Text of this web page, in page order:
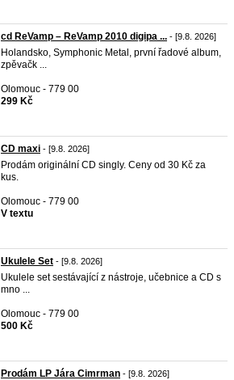
cd ReVamp – ReVamp 2010 digipa ... - [9.8. 2026]
Holandsko, Symphonic Metal, první řadové album,
zpěvačk ...
Olomouc - 779 00
299 Kč
CD maxi - [9.8. 2026]
Prodám originální CD singly. Ceny od 30 Kč za
kus.
Olomouc - 779 00
V textu
Ukulele Set - [9.8. 2026]
Ukulele set sestávající z nástroje, učebnice a CD s
mno ...
Olomouc - 779 00
500 Kč
Prodám LP Jára Cimrman - [9.8. 2026]